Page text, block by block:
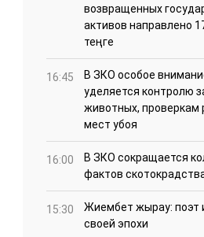
возвращенных
активов направлено
теңге
16:45
В ЗКО особое
уделяется контролю
животных, проверкам
мест убоя
16:00
В ЗКО сокращается
фактов
15:30
Жиембет жырау: поэт
своей эпохи